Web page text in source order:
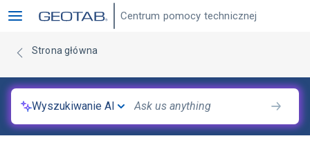
Centrum pomocy technicznej
Strona główna
Wyszukiwanie AI